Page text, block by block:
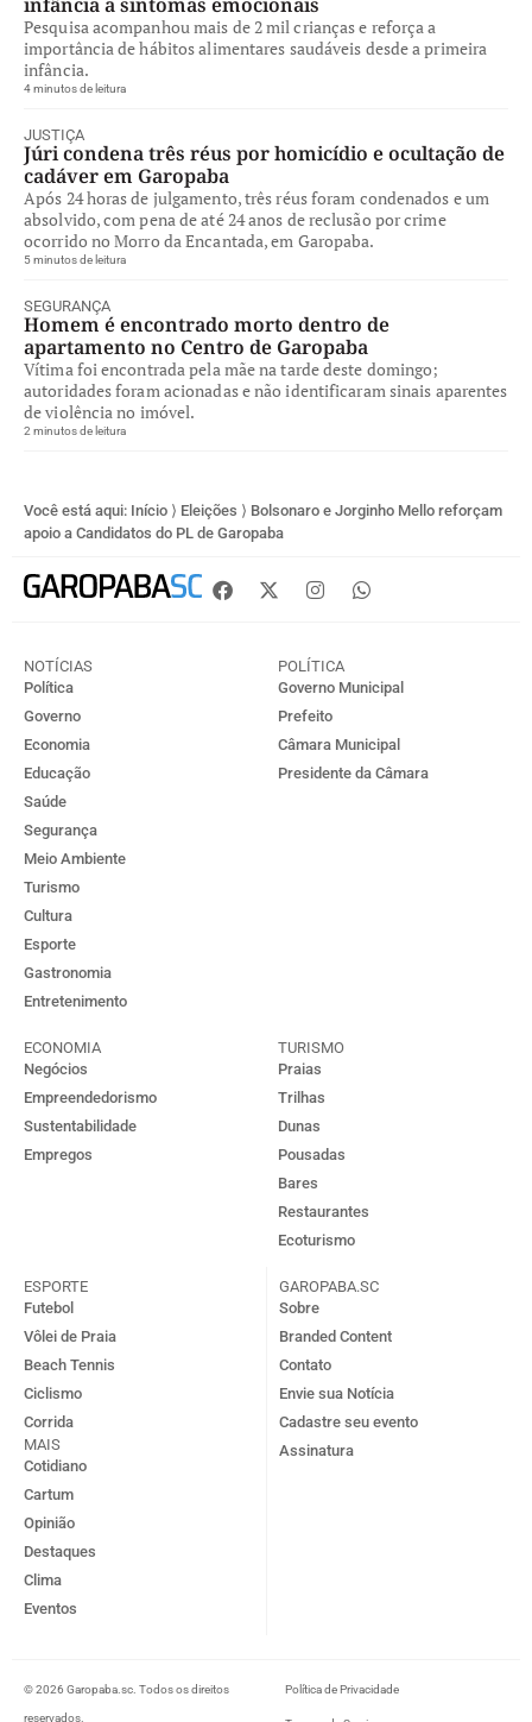
Pesquisa acompanhou mais de 2 mil crianças e reforça a
importância de hábitos alimentares saudáveis desde a primeira
infância.
4 minutos de leitura
JUSTIÇA
Júri condena três réus por homicídio e ocultação de
cadáver em Garopaba
Após 24 horas de julgamento, três réus foram condenados e um
absolvido, com pena de até 24 anos de reclusão por crime
ocorrido no Morro da Encantada, em Garopaba.
5 minutos de leitura
SEGURANÇA
Homem é encontrado morto dentro de
apartamento no Centro de Garopaba
Vítima foi encontrada pela mãe na tarde deste domingo;
autoridades foram acionadas e não identificaram sinais aparentes
de violência no imóvel.
2 minutos de leitura
Você está aqui: Início ⟩ Eleições ⟩ Bolsonaro e Jorginho Mello reforçam
apoio a Candidatos do PL de Garopaba
NOTÍCIAS
Política
Governo
Economia
Educação
Saúde
Segurança
Meio Ambiente
Turismo
Cultura
Esporte
Gastronomia
Entretenimento
POLÍTICA
Governo Municipal
Prefeito
Câmara Municipal
Presidente da Câmara
ECONOMIA
Negócios
Empreendedorismo
Sustentabilidade
Empregos
TURISMO
Praias
Trilhas
Dunas
Pousadas
Bares
Restaurantes
Ecoturismo
ESPORTE
Futebol
Vôlei de Praia
Beach Tennis
Ciclismo
Corrida
MAIS
Cotidiano
Cartum
Opinião
Destaques
Clima
Eventos
GAROPABA.SC
Sobre
Branded Content
Contato
Envie sua Notícia
Cadastre seu evento
Assinatura
© 2026 Garopaba.sc. Todos os direitos
reservados.
Política de Privacidade